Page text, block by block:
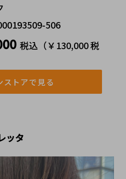
506
税込（￥130,000 税
ストアで見る
ッタ